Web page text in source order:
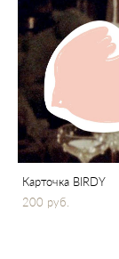
Карточка BIRDY
200 pуб.